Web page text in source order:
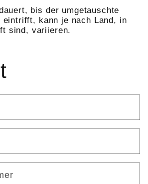
bis der umgetauschte
eintrifft, kann je nach Land, in
sind, variieren.